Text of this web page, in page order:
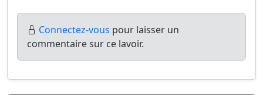
Connectez-vous pour laisser un
commentaire sur ce lavoir.